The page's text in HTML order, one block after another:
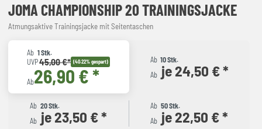
JOMA CHAMPIONSHIP 20 TRAININGSJACKE
Atmungsaktive Trainingsjacke mit Seitentaschen
Ab 1 Stk.
UVP45,00 €* (40.22% gespart)
Ab26,90 € *
Ab 10 Stk.
Ab je 24,50 € *
Ab 20 Stk.
Ab je 23,50 € *
Ab 50 Stk.
Ab je 22,50 € *